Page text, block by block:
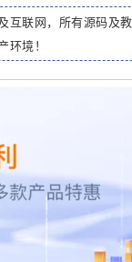
互联网，所有源码及
境！